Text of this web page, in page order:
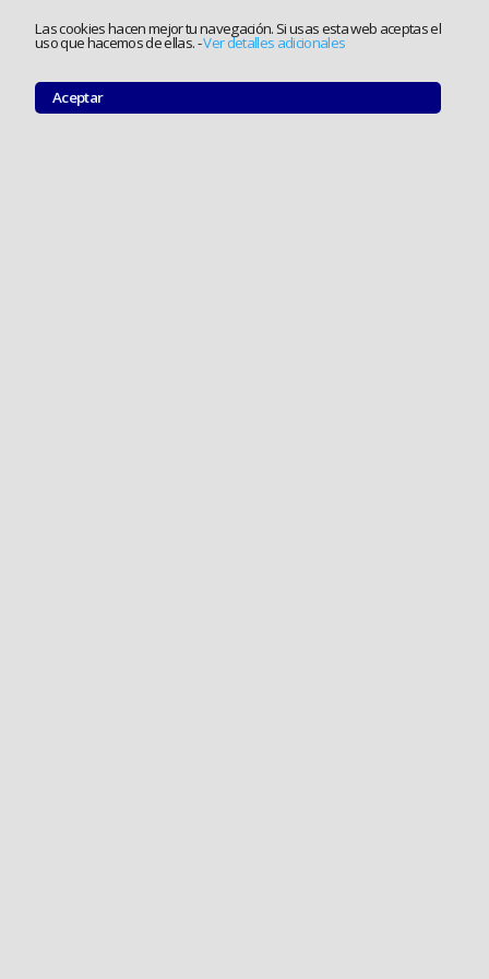
Las cookies hacen mejor tu navegación. Si usas esta web aceptas el
uso que hacemos de ellas.-Ver detalles adicionales
Aceptar